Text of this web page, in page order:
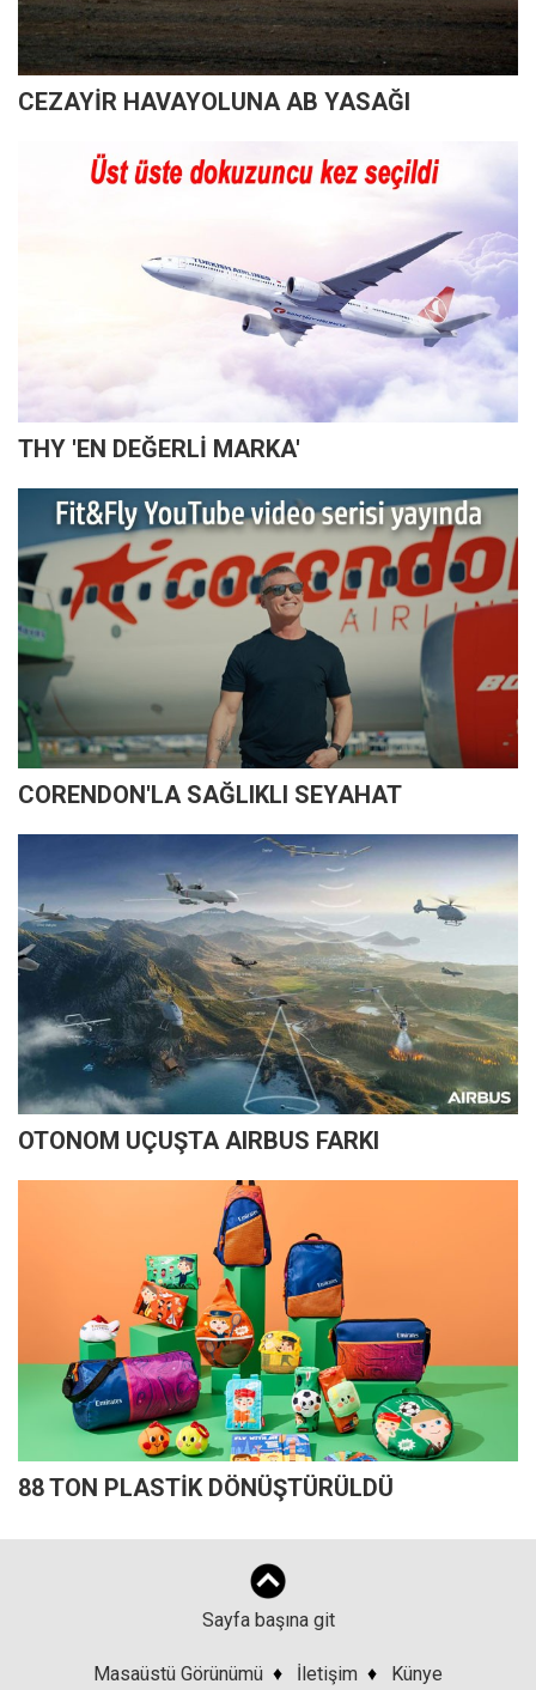
CEZAYİR HAVAYOLUNA AB YASAĞI
THY 'EN DEĞERLİ MARKA'
CORENDON'LA SAĞLIKLI SEYAHAT
OTONOM UÇUŞTA AIRBUS FARKI
88 TON PLASTİK DÖNÜŞTÜRÜLDÜ
Sayfa başına git
Masaüstü Görünümü ♦ İletişim ♦ Künye